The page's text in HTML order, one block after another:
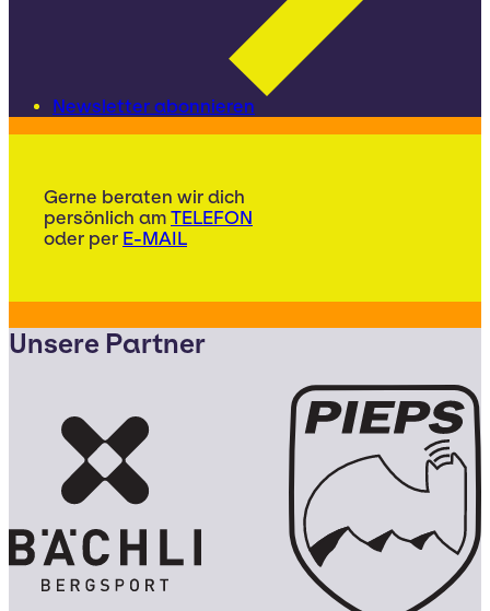
Newsletter abonnieren
Gerne beraten wir dich
persönlich am TELEFON
oder per E-MAIL
Unsere Partner